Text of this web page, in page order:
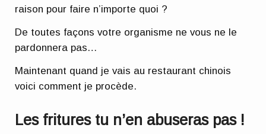
raison pour faire n’importe quoi ?
De toutes façons votre organisme ne vous ne le
pardonnera pas…
Maintenant quand je vais au restaurant chinois
voici comment je procède.
Les fritures tu n’en abuseras pas !